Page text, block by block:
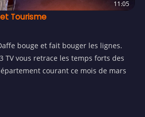
11:05
Tourisme
bouge et fait bouger les lignes.
TV vous retrace les temps forts des
courant ce mois de mars